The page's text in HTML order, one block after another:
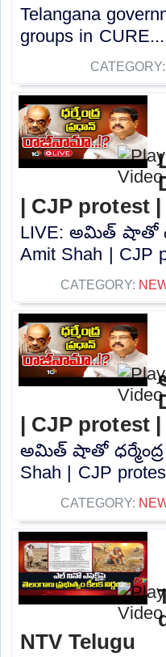
Telangana
groups in
CATEGORY:
| CJP protest |
LIVE: అమిత్‌ షాతో
Amit Shah | CJP
CATEGORY:
| CJP protest |
అమిత్‌ షాతో ధర్మేంద్ర
Shah | CJP
CATEGORY:
NTV Telugu